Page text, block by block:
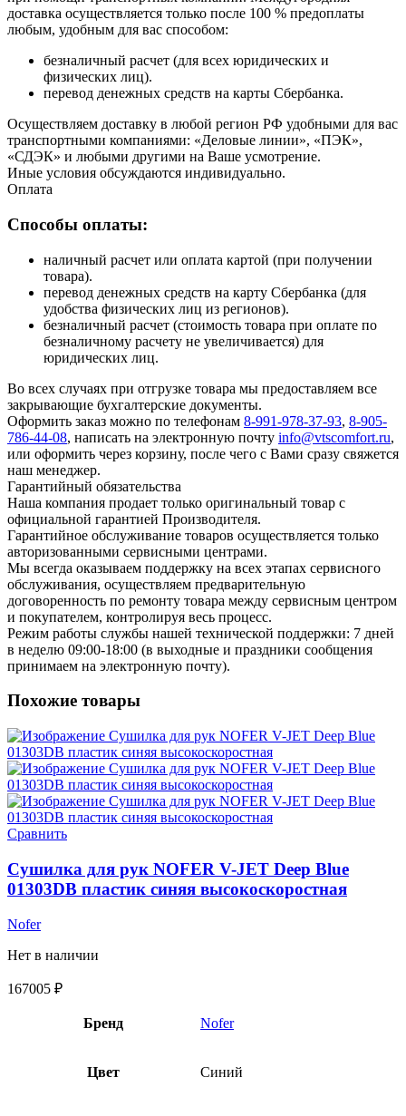
доставка осуществляется только после 100 % предоплаты
любым, удобным для вас способом:
безналичный расчет (для всех юридических и
физических лиц).
перевод денежных средств на карты Сбербанка.
Осуществляем доставку в любой регион РФ удобными для вас
транспортными компаниями: «Деловые линии», «ПЭК»,
«СДЭК» и любыми другими на Ваше усмотрение.
Иные условия обсуждаются индивидуально.
Оплата
Способы оплаты:
наличный расчет или оплата картой (при получении
товара).
перевод денежных средств на карту Сбербанка (для
удобства физических лиц из регионов).
безналичный расчет (стоимость товара при оплате по
безналичному расчету не увеличивается) для
юридических лиц.
Во всех случаях при отгрузке товара мы предоставляем все
закрывающие бухгалтерские документы.
Оформить заказ можно по телефонам 8-991-978-37-93, 8-905-
786-44-08, написать на электронную почту info@vtscomfort.ru,
или оформить через корзину, после чего с Вами сразу свяжется
наш менеджер.
Гарантийный обязательства
Наша компания продает только оригинальный товар с
официальной гарантией Производителя.
Гарантийное обслуживание товаров осуществляется только
авторизованными сервисными центрами.
Мы всегда оказываем поддержку на всех этапах сервисного
обслуживания, осуществляем предварительную
договоренность по ремонту товара между сервисным центром
и покупателем, контролируя весь процесс.
Режим работы службы нашей технической поддержки: 7 дней
в неделю 09:00-18:00 (в выходные и праздники сообщения
принимаем на электронную почту).
Похожие товары
Сравнить
Сушилка для рук NOFER V-JET Deep Blue
01303DB пластик синяя высокоскоростная
Nofer
Нет в наличии
167005 ₽
Бренд Nofer
Цвет Синий